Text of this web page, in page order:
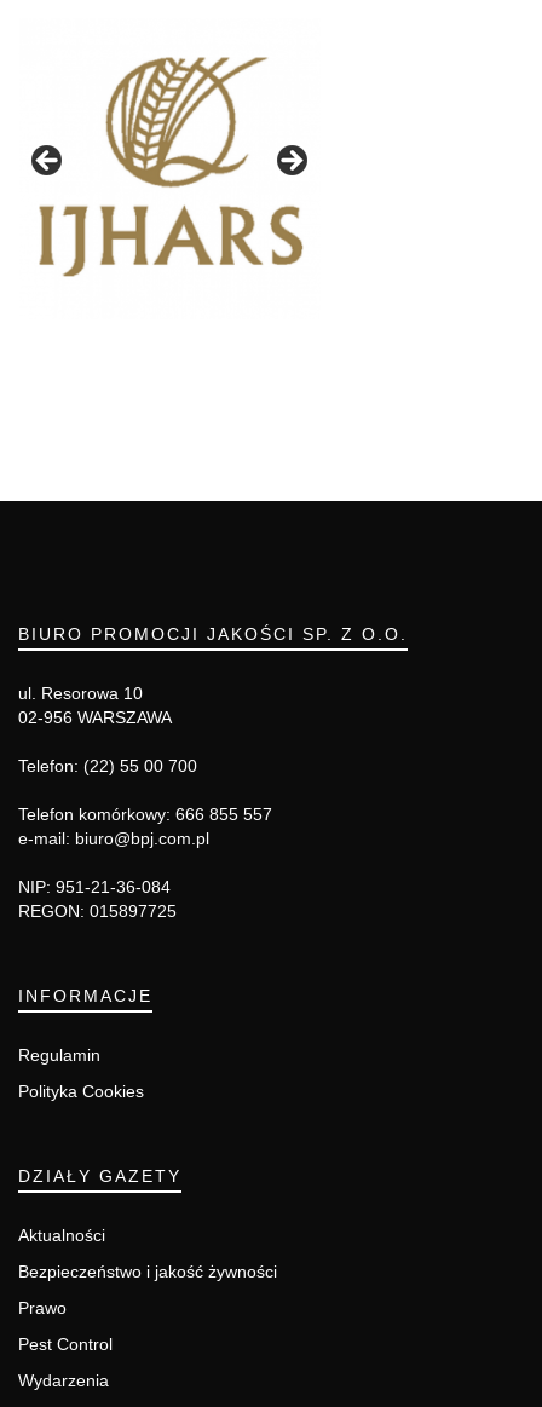
BIURO PROMOCJI JAKOŚCI SP. Z O.O.
ul. Resorowa 10
02-956 WARSZAWA
Telefon: (22) 55 00 700
Telefon komórkowy: 666 855 557
e-mail: biuro@bpj.com.pl
NIP: 951-21-36-084
REGON: 015897725
INFORMACJE
Regulamin
Polityka Cookies
DZIAŁY GAZETY
Aktualności
Bezpieczeństwo i jakość żywności
Prawo
Pest Control
Wydarzenia